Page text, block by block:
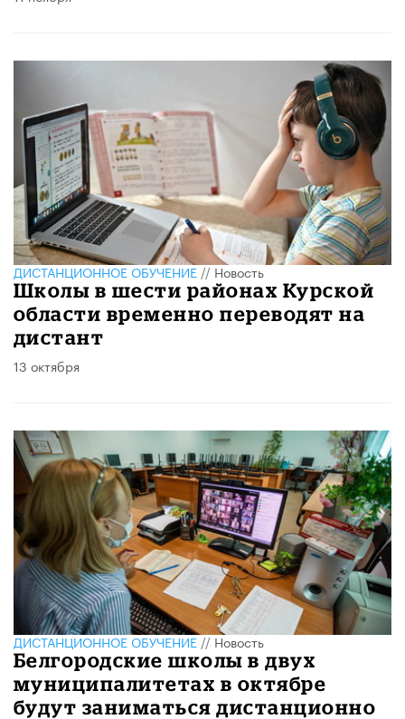
ДИСТАНЦИОННОЕ ОБУЧЕНИЕ//Новость
Школы в шести районах Курской
области временно переводят на
дистант
13 октября
ДИСТАНЦИОННОЕ ОБУЧЕНИЕ//Новость
Белгородские школы в двух
муниципалитетах в октябре
будут заниматься дистанционно